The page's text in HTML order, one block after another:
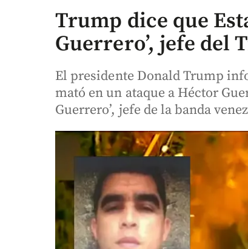
Trump dice que
Guerrero’, jefe del
El presidente Donald Trump
mató en un ataque a Héctor
Guerrero’, jefe de la banda